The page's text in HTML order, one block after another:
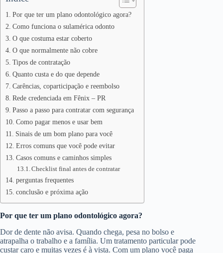
Por que ter um plano odontológico agora?
Como funciona o sulamérica odonto
O que costuma estar coberto
O que normalmente não cobre
Tipos de contratação
Quanto custa e do que depende
Carências, coparticipação e reembolso
Rede credenciada em Fênix – PR
Passo a passo para contratar com segurança
Como pagar menos e usar bem
Sinais de um bom plano para você
Erros comuns que você pode evitar
Casos comuns e caminhos simples
Checklist final antes de contratar
perguntas frequentes
conclusão e próxima ação
Por que ter um plano odontológico agora?
Dor de dente não avisa. Quando chega, pesa no bolso e
atrapalha o trabalho e a família. Um tratamento particular pode
custar caro e muitas vezes é à vista. Com um plano você paga